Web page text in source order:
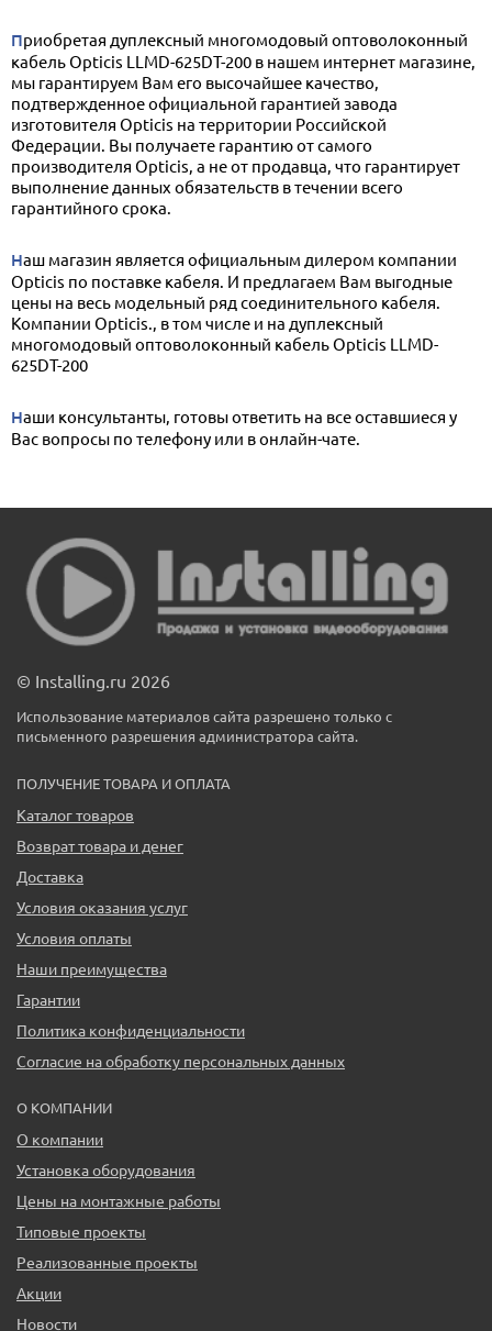
Приобретая дуплексный многомодовый оптоволоконный
кабель Opticis LLMD-625DT-200 в нашем интернет магазине,
мы гарантируем Вам его высочайшее качество,
подтвержденное официальной гарантией завода
изготовителя Opticis на территории Российской
Федерации. Вы получаете гарантию от самого
производителя Opticis, а не от продавца, что гарантирует
выполнение данных обязательств в течении всего
гарантийного срока.
Наш магазин является официальным дилером компании
Opticis по поставке кабеля. И предлагаем Вам выгодные
цены на весь модельный ряд соединительного кабеля.
Компании Opticis., в том числе и на дуплексный
многомодовый оптоволоконный кабель Opticis LLMD-
625DT-200
Наши консультанты, готовы ответить на все оставшиеся у
Вас вопросы по телефону или в онлайн-чате.
© Installing.ru 2026
Использование материалов сайта разрешено только с
письменного разрешения администратора сайта.
ПОЛУЧЕНИЕ ТОВАРА И ОПЛАТА
Каталог товаров
Возврат товара и денег
Доставка
Условия оказания услуг
Условия оплаты
Наши преимущества
Гарантии
Политика конфиденциальности
Согласие на обработку персональных данных
О КОМПАНИИ
О компании
Установка оборудования
Цены на монтажные работы
Типовые проекты
Реализованные проекты
Акции
Новости